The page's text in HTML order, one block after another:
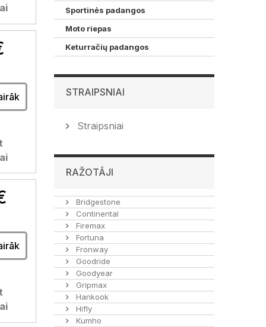
Sportinės padangos
Moto riepas
Keturračių padangos
STRAIPSNIAI
Straipsniai
RAŽOTĀJI
Bridgestone
Continental
Firemax
Fortuna
Fronway
Goodride
Goodyear
Gripmax
Hankook
Hifly
Kumho